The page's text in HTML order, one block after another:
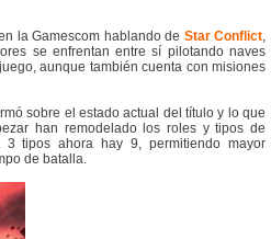
la Gamescom hablando de Star Conflict,
se enfrentan entre sí pilotando naves
aunque también cuenta con misiones
sobre el estado actual del título y lo que
han remodelado los roles y tipos de
tipos ahora hay 9, permitiendo mayor
de batalla.